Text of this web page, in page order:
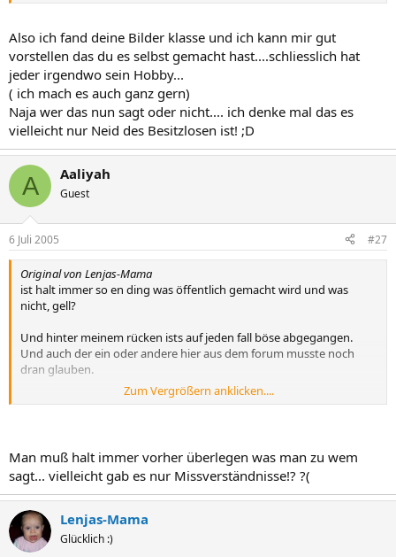
SICHER! aber was ich höre lässt mich beim jeden thread fünf mal
ünberlegen was ich schreibe, weil es gewisse leute gibt die gierig
sind, vielleicht aus langeweile sich hier meine und julias threads
rauszukopieren und dann sich über uns lustig zu machen in mines
foren!!!
einihge threads werden wohl angeblich auch noch gefälscht sowie
ich es gerade in einer pn rausgefunden habe, ich wurde beschuldigt
ich würde meine fotos, die ich AUCH SELBST GESCHOSSEN UND
BEARBEITET habe das es gar nicht gemacht habe, sprich das mir
jemande geholfen hat und ich es als mein egenes werk ausgeben
würde!!!
und sowas ist krank, mehr als das!!!! ein forum zu eröffnen um sich
über andere und deren probleme lustig zu machen und drüber
herzuziehen!!! denkt mal nach mädels und wer hier das niveau einer
12 jährigen hat!!!!
:wand
Also ich fand deine Bilder klasse und ich kann mir gut
vorstellen das du es selbst gemacht hast....schliesslich hat
jeder irgendwo sein Hobby...
( ich mach es auch ganz gern)
Naja wer das nun sagt oder nicht.... ich denke mal das es
vielleicht nur Neid des Besitzlosen ist! ;D
A Aaliyah
Guest
6 Juli 2005 #27
Original von Lenjas-Mama
ist halt immer so en ding was öffentlich gemacht wird und was
nicht, gell?
Und hinter meinem rücken ists auf jeden fall böse abgegangen.
Und auch der ein oder andere hier aus dem forum musste noch
dran glauben.
Aber mine und gefolge sind ja nicht dum und machen das alles
Zum Vergrößern anklicken....
Man muß halt immer vorher überlegen was man zu wem
sagt... vielleicht gab es nur Missverständnisse!? ?(
Lenjas-Mama
Glücklich :)